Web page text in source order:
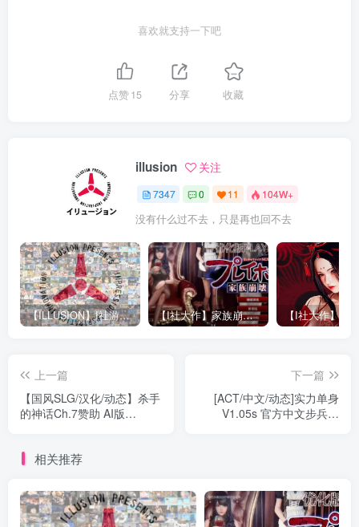
喜欢就支持一下吧
点赞15 分享 收藏
illusion 关注
7347 0 11 104W+
没有什么过不去，只是再也回不去
【ILLUSION】I社游戏合集截至2025 无修正汉化硬盘纯净版手慢无[微云/OD] 【I社大作】家族崩坏Playhome 终极12.0收藏版新整合【85G/补档福利】【年费会员专享，手慢无】
上一篇
【国风SLG/汉化/动态】杀手
的神话Ch.7赞助 AI版
下一篇
[ACT/中文/动态]实力单身
V1.05s 官方中文步兵版
相关推荐